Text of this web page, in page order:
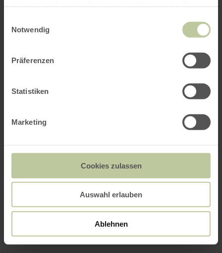
Notwendig
Präferenzen
Statistiken
Marketing
Cookies zulassen
Auswahl erlauben
Ablehnen